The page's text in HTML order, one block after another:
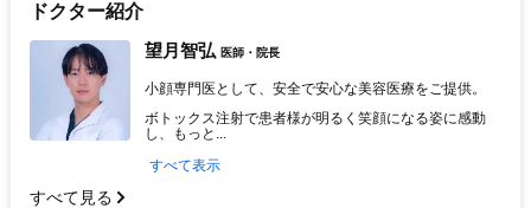
ドクター紹介
望月智弘 医師・院長
小顔専門医として、安全で安心な美容医療をご提供。
ボトックス注射で患者様が明るく笑顔になる姿に感動
し、もっと...
すべて表示
すべて見る